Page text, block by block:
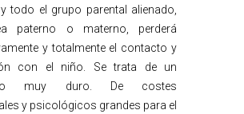
todo el grupo parental alienado,
paterno o materno, perderá
y totalmente el contacto y
con el niño. Se trata de un
muy duro. De costes
y psicológicos grandes para el